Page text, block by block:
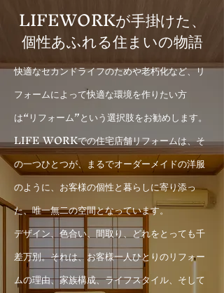
LIFEWORKが手掛けた、
個性あふれる住まいの物語
快適なセカンドライフのためや老朽化など、リ
フォームによって快適な環境を作りたい方
は“リフォーム”という選択肢をお勧めします。
LIFE WORKでの住宅店舗リフォームは、そ
の一つひとつが、まるでオーダーメイドの洋服
のように、お客様の個性と暮らしに寄り添っ
た、唯一無二の空間となっています。
デザイン、色合い、間取り、どれをとっても千
差万別。それは、お客様一人ひとりのリフォー
ムの理由、家族構成、ライフスタイル、そして